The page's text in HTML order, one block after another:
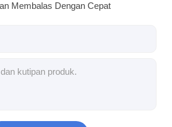
titik portabel
titik stasioner
Membalas Dengan Cepat